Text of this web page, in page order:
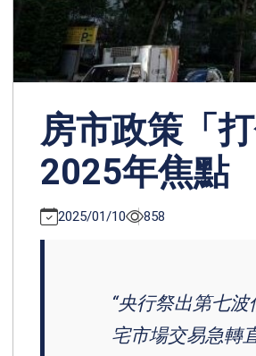
房市政策「
2025年焦點
2025/01/10 858
“央行祭出第七
宅市場交易急轉